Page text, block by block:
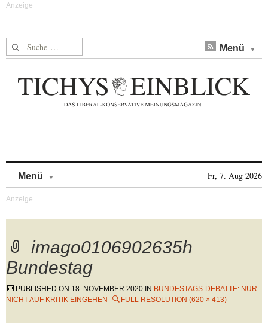
Suche nach: Menü
Menü Fr, 7. Aug 2026
imago0106902635h
Bundestag
PUBLISHED ON 18. NOVEMBER 2020 IN BUNDESTAGS-DEBATTE: NUR
NICHT AUF KRITIK EINGEHEN
FULL RESOLUTION (620 × 413)